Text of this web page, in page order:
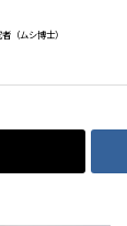
（ムシ博士）